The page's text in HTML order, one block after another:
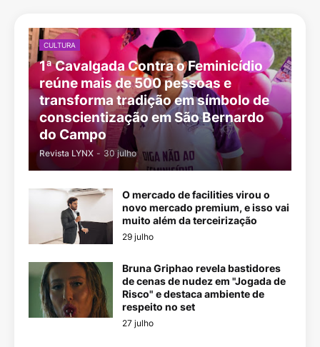
CULTURA
1ª Cavalgada Contra o Feminicídio
reúne mais de 500 pessoas e
transforma tradição em símbolo de
conscientização em São Bernardo
do Campo
Revista LYNX - 30 julho
O mercado de facilities virou o
novo mercado premium, e isso vai
muito além da terceirização
29 julho
Bruna Griphao revela bastidores
de cenas de nudez em "Jogada de
Risco" e destaca ambiente de
respeito no set
27 julho